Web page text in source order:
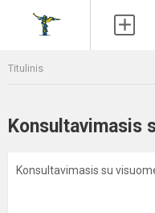
Titulinis
Konsultavimasis su